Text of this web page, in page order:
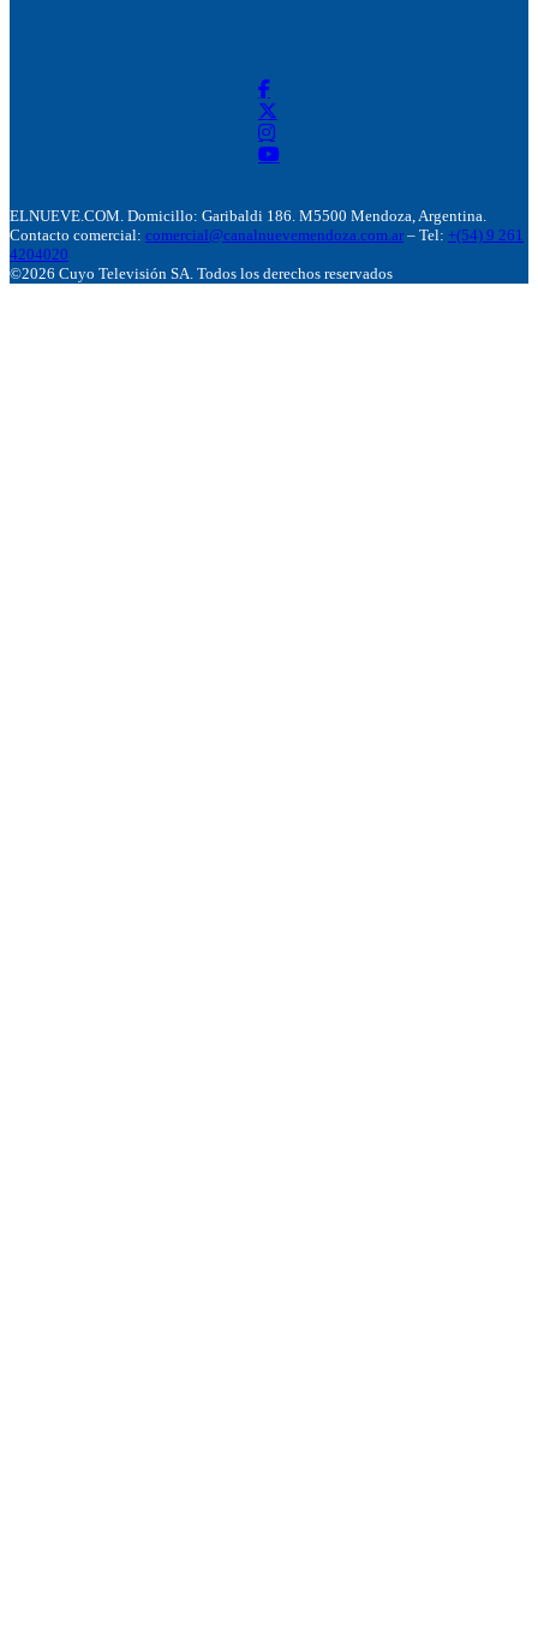
ELNUEVE.COM. Domicillo: Garibaldi 186. M5500 Mendoza, Argentina.
Contacto comercial: comercial@canalnuevemendoza.com.ar – Tel: +(54) 9 261
4204020
©2026 Cuyo Televisión SA. Todos los derechos reservados